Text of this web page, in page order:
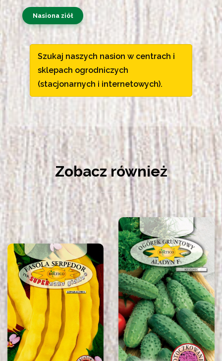
Nasiona ziół
Szukaj naszych nasion w centrach i
sklepach ogrodniczych
(stacjonarnych i internetowych).
Zobacz również